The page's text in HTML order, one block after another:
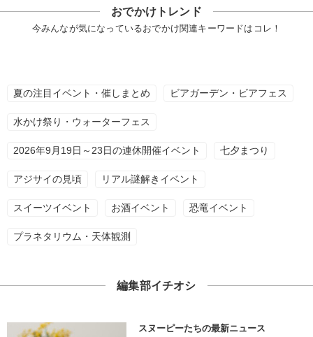
おでかけトレンド
今みんなが気になっているおでかけ関連キーワードはコレ！
夏の注目イベント・催しまとめ ビアガーデン・ビアフェス
水かけ祭り・ウォーターフェス
2026年9月19日～23日の連休開催イベント 七夕まつり
アジサイの見頃 リアル謎解きイベント
スイーツイベント お酒イベント 恐竜イベント
プラネタリウム・天体観測
編集部イチオシ
スヌーピーたちの最新ニュース